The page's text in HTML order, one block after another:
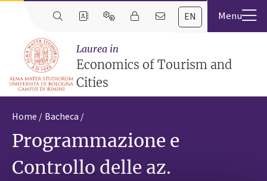
EN
Laurea in
Economics of Tourism and
Cities
Home Bacheca
Programmazione e
Controllo delle az.